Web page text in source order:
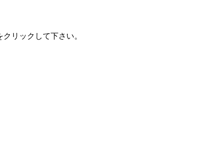
リックして下さい。